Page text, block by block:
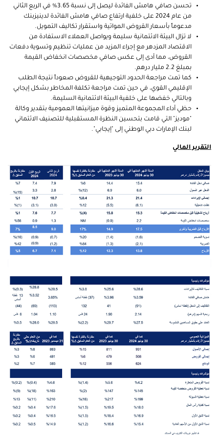
تحسن صافي هامش الفائدة ليصل إلى نسبة 3.65% في الربع الثاني
من عام 2024 على خلفية ارتفاع صافي هامش الفائدة لدينيزبنك
مدعوماً بأسعار القروض المواتية واستقرار تكاليف التمويل.
لا تزال البيئة الائتمانية سليمة ويواصل العملاء الاستفادة من
الاقتصاد المزدهر مع إجراء المزيد من عمليات تنظيم وتسوية دفعات
القروض، مما أدى إلى عكس صافي مخصصات انخفاض القيمة
بمبلغ 2.2 مليار درهم.
كما تمت مراجعة الحدود التوجيهية للقروض صعوداً نتيجة الطلب
الإقليمي القوي، في حين تمت مراجعة تكلفة المخاطر بشكل إيجابي
وبالتالي خفضها على خلفية البيئة الائتمانية السليمة.
حظي أداء المجموعة المتميز وقوة ميزانيتها العمومية بتقدير وكالة
"موديز" التي قامت بتحسين النظرة المستقبلية للتصنيف الائتماني
لبنك الإمارات دبي الوطني إلى "إيجابي".
التقرير المالي